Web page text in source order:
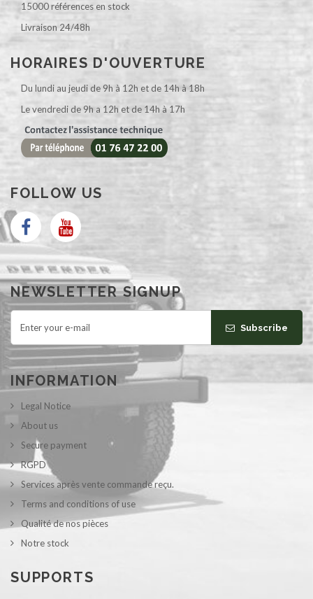
15000 références en stock
Livraison 24/48h
HORAIRES D'OUVERTURE
Du lundi au jeudi de 9h à 12h et de 14h à 18h
Le vendredi de 9h a 12h et de 14h à 17h
FOLLOW US
NEWSLETTER SIGNUP
Subscribe
INFORMATION
Legal Notice
About us
Secure payment
RGPD
Services après vente commande reçu.
Terms and conditions of use
Qualité de nos pièces
Notre stock
SUPPORTS